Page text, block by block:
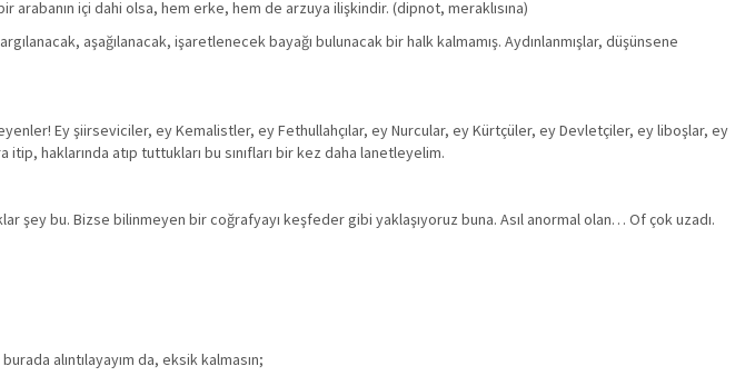
içi dahi olsa, hem erke, hem de arzuya ilişkindir. (dipnot, meraklısına)
aşağılanacak, işaretlenecek bayağı bulunacak bir halk kalmamış. Aydınlanmışlar, düşünsene
Ey şiirseviciler, ey Kemalistler, ey Fethullahçılar, ey Nurcular, ey Kürtçüler, ey Devletçiler, ey liboşlar, ey
haklarında atıp tuttukları bu sınıfları bir kez daha lanetleyelim.
şey bu. Bizse bilinmeyen bir coğrafyayı keşfeder gibi yaklaşıyoruz buna. Asıl anormal olan… Of çok uzadı.
alıntılayayım da, eksik kalmasın;